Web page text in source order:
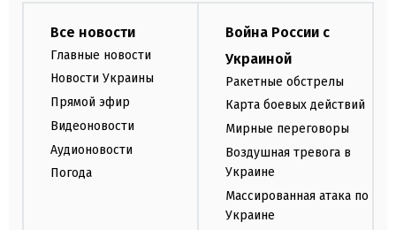
Все новости
Главные новости
Новости Украины
Прямой эфир
Видеоновости
Аудионовости
Погода
Война России с
Украиной
Ракетные обстрелы
Карта боевых действий
Мирные переговоры
Воздушная тревога в
Украине
Массированная атака по
Украине